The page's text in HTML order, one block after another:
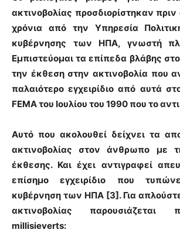
ακτινοβολίας προσδιορίστηκαν
χρόνια από την Υπηρεσία
κυβέρνησης των ΗΠΑ, γνωστή
Εμπιστεύομαι τα επίπεδα βλάβης
την έκθεση στην ακτινοβολία που
παλαιότερο εγχειρίδιο από αυτά
FEMA του Ιουλίου του 1990 που το
Αυτό που ακολουθεί δείχνει τα
ακτινοβολίας στον άνθρωπο με
έκθεσης. Και έχει αντιγραφεί
επίσημο εγχειρίδιο που
κυβέρνηση των ΗΠΑ [3]. Για
ακτινοβολίας
millisieverts: